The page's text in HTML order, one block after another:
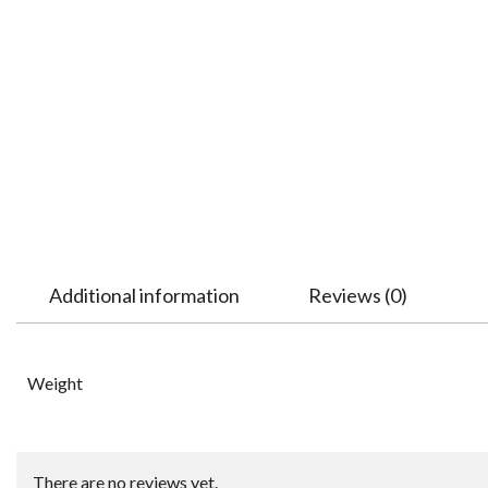
Additional information Reviews (0)
Weight
There are no reviews yet.